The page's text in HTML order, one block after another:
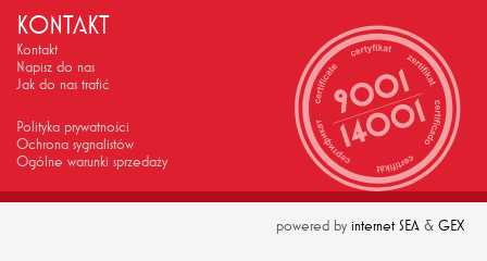
KONTAKT
Kontakt
Napisz do nas
Jak do nas trafić
Polityka prywatności
Ochrona sygnalistów
Ogólne warunki sprzedaży
powered by internet SEA &GEX